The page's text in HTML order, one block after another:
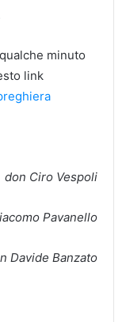
minuto
link
don Ciro Vespoli
Pavanello
Davide Banzato